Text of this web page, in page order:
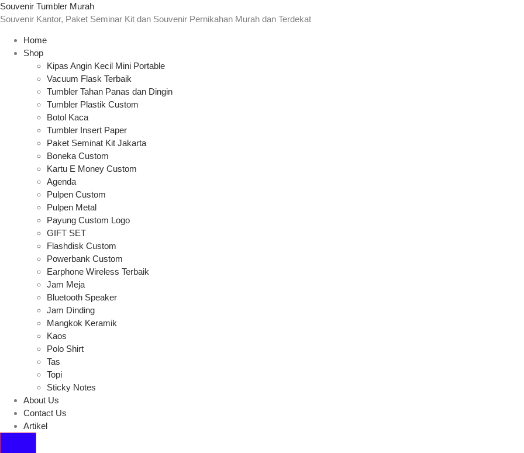
Souvenir Tumbler Murah
Souvenir Kantor, Paket Seminar Kit dan Souvenir Pernikahan Murah dan Terdekat
Home
Shop
Kipas Angin Kecil Mini Portable
Vacuum Flask Terbaik
Tumbler Tahan Panas dan Dingin
Tumbler Plastik Custom
Botol Kaca
Tumbler Insert Paper
Paket Seminat Kit Jakarta
Boneka Custom
Kartu E Money Custom
Agenda
Pulpen Custom
Pulpen Metal
Payung Custom Logo
GIFT SET
Flashdisk Custom
Powerbank Custom
Earphone Wireless Terbaik
Jam Meja
Bluetooth Speaker
Jam Dinding
Mangkok Keramik
Kaos
Polo Shirt
Tas
Topi
Sticky Notes
About Us
Contact Us
Artikel